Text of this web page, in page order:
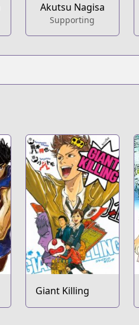
Akutsu Nagisa
Supporting
Giant Killing